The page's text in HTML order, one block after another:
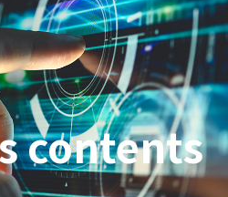
contents